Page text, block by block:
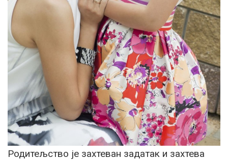
Родитељство је захтеван задатак и захтева